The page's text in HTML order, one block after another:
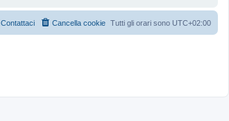
Tutti gli orari sono UTC+02:00
Cancella cookie
Contattaci